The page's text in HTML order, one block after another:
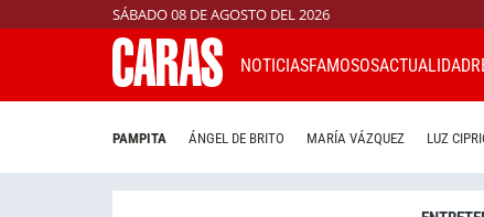
SÁBADO 08 DE AGOSTO DEL 2026
NOTICIASFAMOSOSACTUALIDAD
PAMPITA ÁNGEL DE BRITO MARÍA VÁZQUEZ LUZ